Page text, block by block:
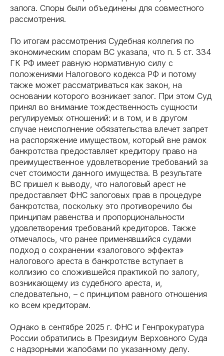
залога. Споры были объединены для совместного
рассмотрения.
По итогам рассмотрения Судебная коллегия по
экономическим спорам ВС указала, что п. 5 ст. 334
ГК РФ имеет равную нормативную силу с
положениями Налогового кодекса РФ и потому
также может рассматриваться как закон, на
основании которого возникает залог. При этом Суд
принял во внимание тождественность сущности
регулируемых отношений: и в том, и в другом
случае неисполнение обязательства влечет запрет
на распоряжение имуществом, который вне рамок
банкротства предоставляет кредитору право на
преимущественное удовлетворение требований за
счет стоимости данного имущества. В результате
ВС пришел к выводу, что налоговый арест не
предоставляет ФНС залоговых прав в процедуре
банкротства, поскольку это противоречило бы
принципам равенства и пропорциональности
удовлетворения требований кредиторов. Также
отмечалось, что ранее применявшийся судами
подход о сохранении «залогового эффекта»
налогового ареста в банкротстве вступает в
коллизию со сложившейся практикой по залогу,
возникающему из судебного ареста, и,
следовательно, – с принципом равного отношения
ко всем кредиторам.
Однако в сентябре 2025 г. ФНС и Генпрокуратура
России обратились в Президиум Верховного Суда
с надзорными жалобами по указанному делу.